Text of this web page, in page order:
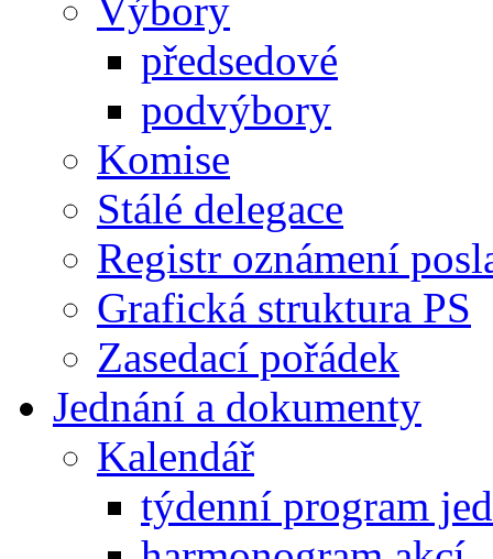
Výbory
předsedové
podvýbory
Komise
Stálé delegace
Registr oznámení
Grafická struktura PS
Zasedací pořádek
Jednání a dokumenty
Kalendář
týdenní program